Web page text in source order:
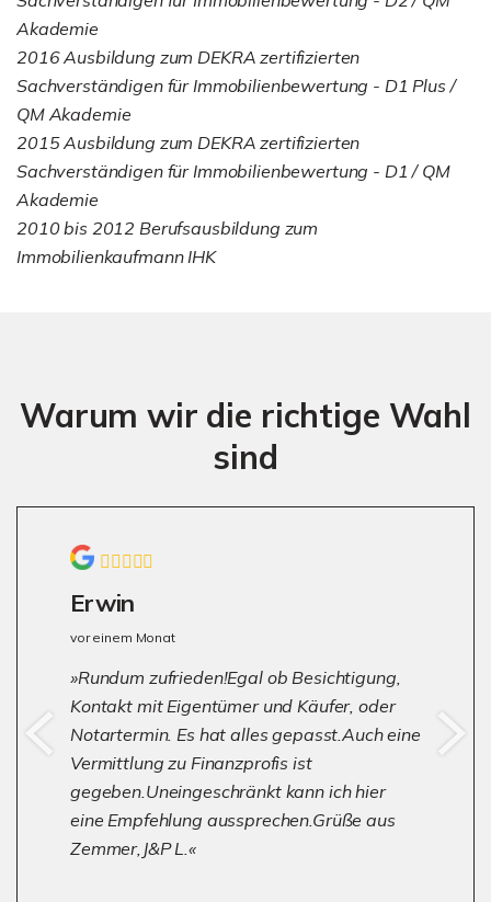
Akademie
2016 Ausbildung zum DEKRA zertifizierten
Sachverständigen für Immobilienbewertung - D1 Plus /
QM Akademie
2015 Ausbildung zum DEKRA zertifizierten
Sachverständigen für Immobilienbewertung - D1 / QM
Akademie
2010 bis 2012 Berufsausbildung zum
Immobilienkaufmann IHK
Warum wir die richtige Wahl
sind
Erwin
vor einem Monat
Rundum zufrieden!Egal ob Besichtigung,
Kontakt mit Eigentümer und Käufer, oder
Notartermin. Es hat alles gepasst.Auch eine
Vermittlung zu Finanzprofis ist
gegeben.Uneingeschränkt kann ich hier
eine Empfehlung aussprechen.Grüße aus
Zemmer,J&P L.